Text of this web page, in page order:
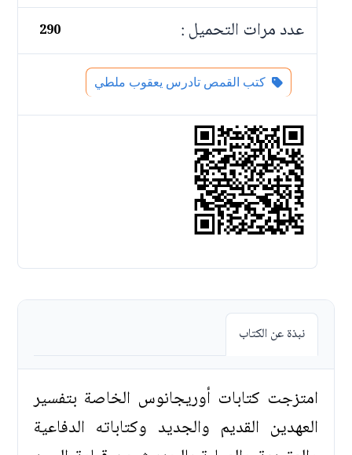
عدد مرات التحميل : 290
كتب القمص تادرس يعقوب ملطي
نبذة عن الكتاب
امتزجت كتابات أوريجانوس الخاصة بتفسير
العهدين القديم والجديد وكتاباته الدفاعية